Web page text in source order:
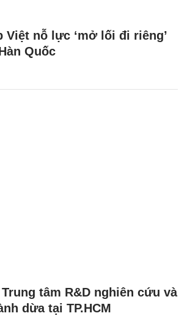
Việt nỗ lực ‘mở lối đi riêng’
Quốc
tâm R&D nghiên cứu và
dừa tại TP.HCM